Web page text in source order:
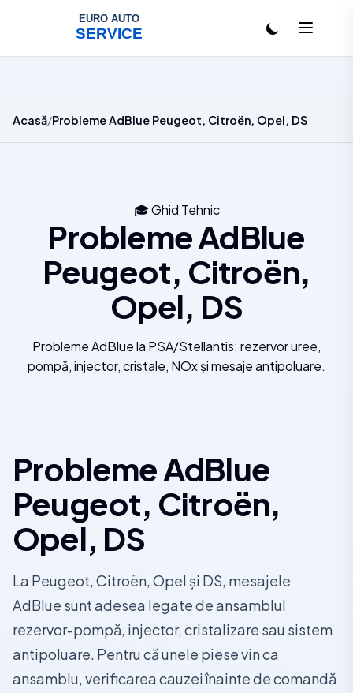
Acasă Probleme AdBlue Peugeot, Citroën, Opel, DS
🎓Ghid Tehnic
Probleme AdBlue
Peugeot, Citroën,
Opel, DS
Probleme AdBlue la PSA/Stellantis: rezervor uree,
pompă, injector, cristale, NOx și mesaje antipoluare.
Probleme AdBlue
Peugeot, Citroën,
Opel, DS
La Peugeot, Citroën, Opel și DS, mesajele
AdBlue sunt adesea legate de ansamblul
rezervor-pompă, injector, cristalizare sau sistem
antipoluare. Pentru că unele piese vin ca
ansamblu, verificarea cauzei înainte de comandă